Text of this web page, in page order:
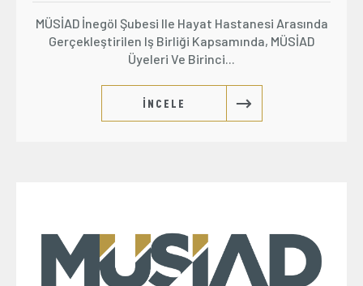
MÜSİAD İnegöl Şubesi Ile Hayat Hastanesi Arasında
Gerçekleştirilen Iş Birliği Kapsamında, MÜSİAD
Üyeleri Ve Birinci...
İNCELE